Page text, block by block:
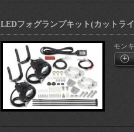
LEDフォグランプキット(カットラ
モン